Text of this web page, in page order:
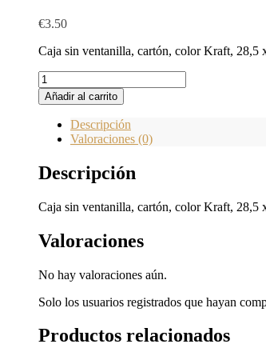
€3.50
Caja sin ventanilla, cartón, color Kraft, 28,5
Caja
sin
ventanilla
28,5
x
9,5
cantidad
Añadir al carrito
Descripción
Valoraciones (0)
Descripción
Caja sin ventanilla, cartón, color Kraft, 28,5
Valoraciones
No hay valoraciones aún.
Solo los usuarios registrados que hayan
Productos relacionados